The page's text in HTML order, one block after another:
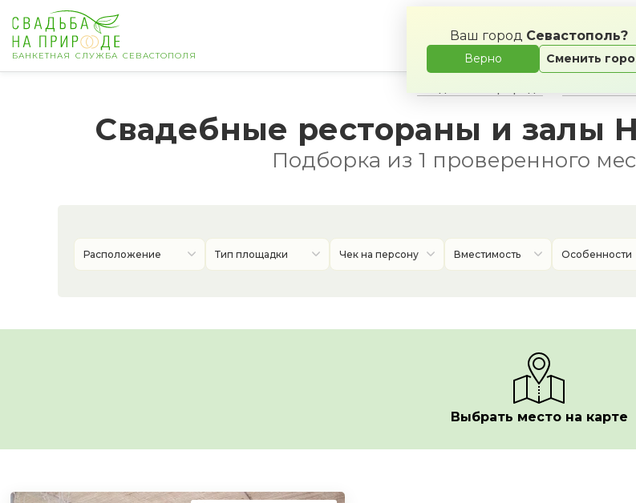
Ваш город Севастополь?
Верно Сменить
БАНКЕТНАЯ СЛУЖБА СЕВАСТОПОЛЯ
Выпускной
Свадебные рестораны и залы
Подборка из 1 проверенного
Расположение Тип площадки Чек на персону Вместимость Особенности
Выбрать место на карте